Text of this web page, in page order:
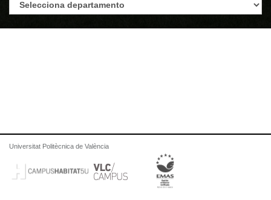
Universitat Politècnica de València